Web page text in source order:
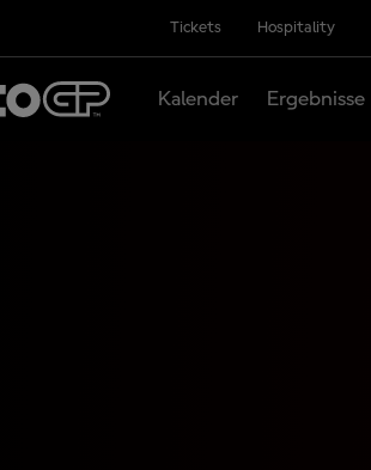
Tickets Hospitality
Kalender Ergebnisse